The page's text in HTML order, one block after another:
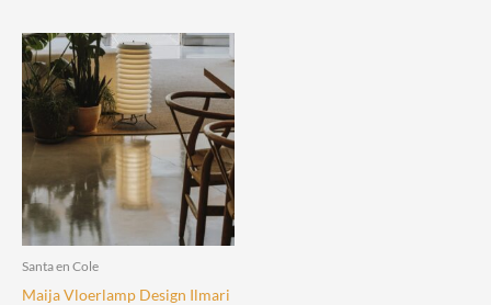
Santa en Cole
Maija Vloerlamp Design Ilmari